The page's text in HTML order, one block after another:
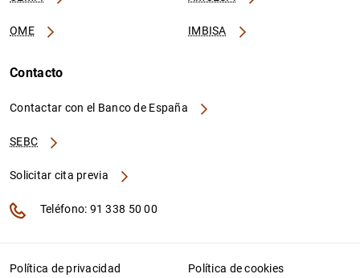
OME IMBISA
Contacto
Contactar con el Banco de España
SEBC
Solicitar cita previa
Teléfono: 91 338 50 00
Política de privacidad Política de cookies